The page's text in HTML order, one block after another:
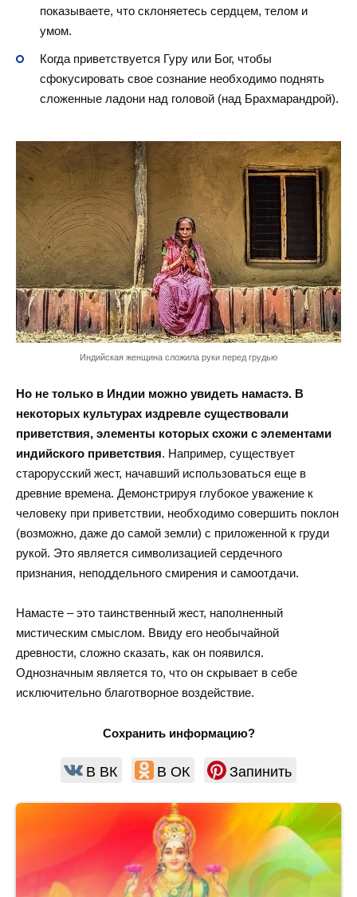
показываете, что склоняетесь сердцем, телом и
умом.
Когда приветствуется Гуру или Бог, чтобы
сфокусировать свое сознание необходимо поднять
сложенные ладони над головой (над Брахмарандрой).
Индийская женщина сложила руки перед грудью
Но не только в Индии можно увидеть намастэ. В
некоторых культурах издревле существовали
приветствия, элементы которых схожи с элементами
индийского приветствия. Например, существует
старорусский жест, начавший использоваться еще в
древние времена. Демонстрируя глубокое уважение к
человеку при приветствии, необходимо совершить поклон
(возможно, даже до самой земли) с приложенной к груди
рукой. Это является символизацией сердечного
признания, неподдельного смирения и самоотдачи.
Намасте – это таинственный жест, наполненный
мистическим смыслом. Ввиду его необычайной
древности, сложно сказать, как он появился.
Однозначным является то, что он скрывает в себе
исключительно благотворное воздействие.
Сохранить информацию?
В ВК В ОК Запинить